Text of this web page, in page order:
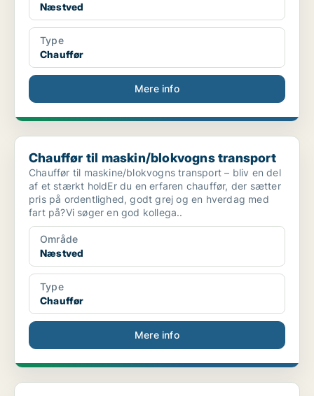
Næstved
Type
Chauffør
Mere info
Chauffør til maskin/blokvogns transport
Chauffør til maskin/blokvogns transport
Chauffør til maskine/blokvogns transport – bliv en del
af et stærkt holdEr du en erfaren chauffør, der sætter
pris på ordentlighed, godt grej og en hverdag med
fart på?Vi søger en god kollega..
Område
Næstved
Type
Chauffør
Mere info
Vinduespudser med erfaring søges til virksomhed i ...